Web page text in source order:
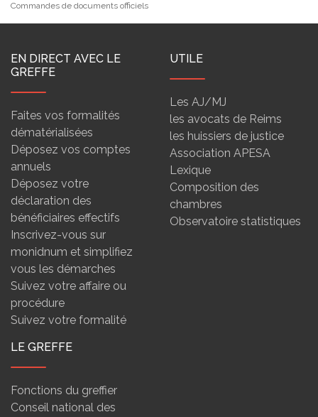
Commandes de documents officiels
EN DIRECT AVEC LE
GREFFE
Faites vos formalités
dématérialisées
Déposez vos comptes
annuels
Déposez votre
déclaration des
bénéficiaires effectifs
Inscrivez-vous sur
monidnum et simplifiez
vous les démarches
Suivez votre affaire ou
procédure
Suivez votre formalité
UTILE
Les AJ/MJ
les avocats de Reims
les huissiers de justice
Association APESA
Lexique
Composition des
chambres
Observatoire statistiques
LE GREFFE
Fonctions du greffier
Conseil national des